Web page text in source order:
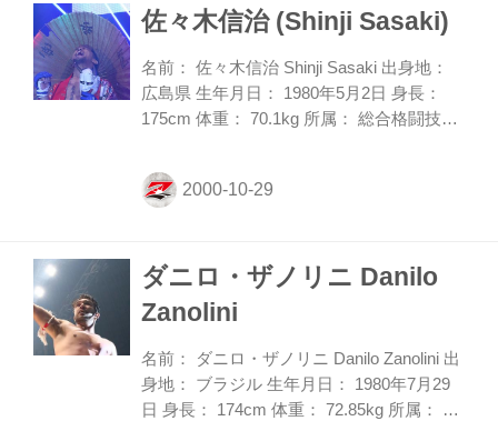
戦を数える、まさに鉄人。さらにその勝率
る。多彩で、回転力のある打撃に加え、最
後まで勝負を諦めない精神力の強さは、
「キックボクサーの完成形」とも言...
佐々木信治 (Shinji Sasaki)
名前： 佐々木信治 Shinji Sasaki 出身地：
広島県 生年月日： 1980年5月2日 身長：
175cm 体重： 70.1kg 所属： 総合格闘技道
洋ウェルター級王者。20代になってから柔
術を始めると、05年に中四国アマチュア修
月の修斗でプロデビューし、デビュー戦は
主戦場に、得意のグラウンドテクニックで
勝ち星を重ねる。11年には児山佳宏と環太
平洋ウェルター級チャンピオンシップを闘
うもKO負け。しかし13年に再びタイト...
ダニロ・ザノリニ Danilo
Zanolini
名前： ダニロ・ザノリニ Danilo Zanolini 出
身地： ブラジル 生年月日： 1980年7月29
日 身長： 174cm 体重： 72.85kg 所属： 志